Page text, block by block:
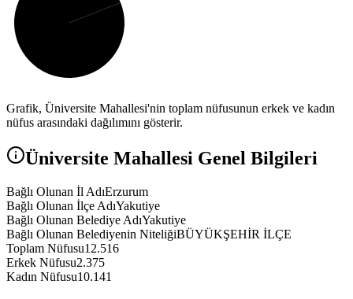
Grafik, Üniversite Mahallesi'nin toplam nüfusunun erkek ve kadın
nüfus arasındaki dağılımını gösterir.
Üniversite Mahallesi Genel Bilgileri
Bağlı Olunan İl AdıErzurum
Bağlı Olunan İlçe AdıYakutiye
Bağlı Olunan Belediye AdıYakutiye
Bağlı Olunan Belediyenin NiteliğiBÜYÜKŞEHİR İLÇE
Toplam Nüfusu12.516
Erkek Nüfusu2.375
Kadın Nüfusu10.141